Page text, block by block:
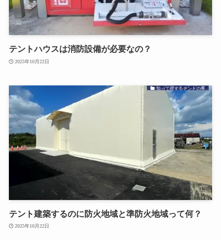
テントハウスは消防設備が必要なの？
2025年10月22日
知って得するテントの事
テント建築するのに防火地域と準防火地域って何？
2025年10月22日